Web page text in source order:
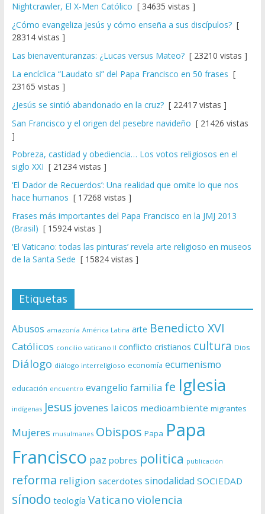
Nightcrawler, El X-Men Católico [ 34635 vistas ]
¿Cómo evangeliza Jesús y cómo enseña a sus discípulos?[
28314 vistas ]
Las bienaventuranzas: ¿Lucas versus Mateo?[ 23210 vistas ]
La encíclica “Laudato si” del Papa Francisco en 50 frases [
23165 vistas ]
¿Jesús se sintió abandonado en la cruz?[ 22417 vistas ]
San Francisco y el origen del pesebre navideño [ 21426 vistas
]
Pobreza, castidad y obediencia… Los votos religiosos en el
siglo XXI [ 21234 vistas ]
‘El Dador de Recuerdos’: Una realidad que omite lo que nos
hace humanos [ 17268 vistas ]
Frases más importantes del Papa Francisco en la JMJ 2013
(Brasil) [ 15924 vistas ]
‘El Vaticano: todas las pinturas’ revela arte religioso en museos
de la Santa Sede [ 15824 vistas ]
Etiquetas
Abusos amazonía América Latina arte Benedicto XVI
Católicos concilio vaticano II conflicto cristianos cultura Dios
Diálogo diálogo interreligioso economía ecumenismo
educación encuentro evangelio familia fe Iglesia
indígenas Jesus jovenes laicos medioambiente migrantes
Mujeres musulmanes Obispos Papa Papa
Francisco paz pobres politica publicación
reforma religion sacerdotes sinodalidad SOCIEDAD
sínodo teología Vaticano violencia